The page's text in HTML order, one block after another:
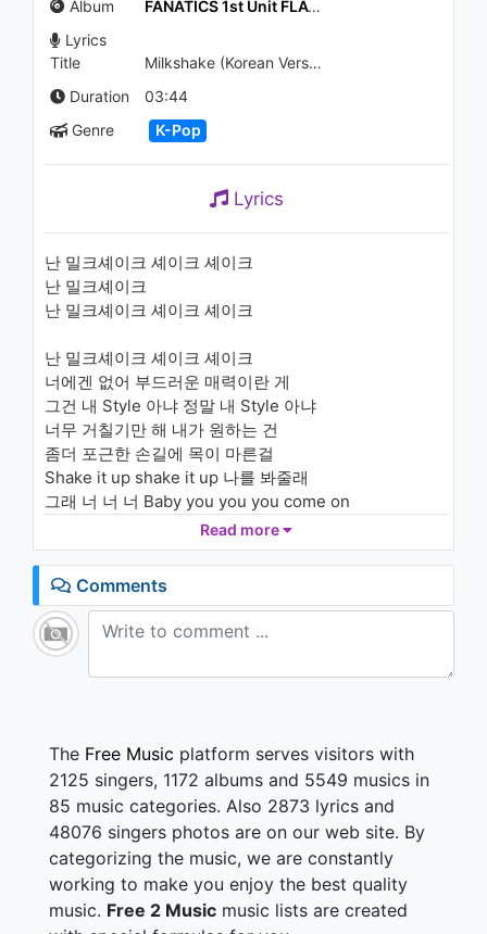
Album
FANATICS 1st Unit FLAVOR Single Album 'Milkshake'
Lyrics
Title
Milkshake (Korean Version)
Duration
03:44
Genre
K-Pop
Lyrics
난 밀크셰이크 셰이크 셰이크
난 밀크셰이크
난 밀크셰이크 셰이크 셰이크
난 밀크셰이크 셰이크 셰이크
너에겐 없어 부드러운 매력이란 게
그건 내 Style 아냐 정말 내 Style 아냐
너무 거칠기만 해 내가 원하는 건
좀더 포근한 손길에 목이 마른걸
Shake it up shake it up 나를 봐줄래
그래 너 너 너 Baby you you you come on
Shake it up shake it up 너를 맡길래
어렵게 생각하지마 난 아주 아주 간단해
내게 올래요 난 안아줄수있어요
난 부드럽게 당신을 녹여줄 거예요
나도 기댈래요 안아줄 수 있나요
자연스럽게 사르르 녹아 들껄요
난 밀크셰이크 셰이크 셰이크
난 밀크셰이크 셰이크 셰이크
푹 빠질래요?
이변은 없어 센척하는 남자들에겐
그건 내 Style 아냐 정말 내 Style 아냐
너무 허세뿐인 게 너무 훤히 보여
좀더 확실한 남자에 목이 마른걸
Read more
Comments
The Free Music platform serves visitors with
2125 singers, 1172 albums and 5549 musics in
85 music categories. Also 2873 lyrics and
48076 singers photos are on our web site. By
categorizing the music, we are constantly
working to make you enjoy the best quality
music. Free 2 Music music lists are created